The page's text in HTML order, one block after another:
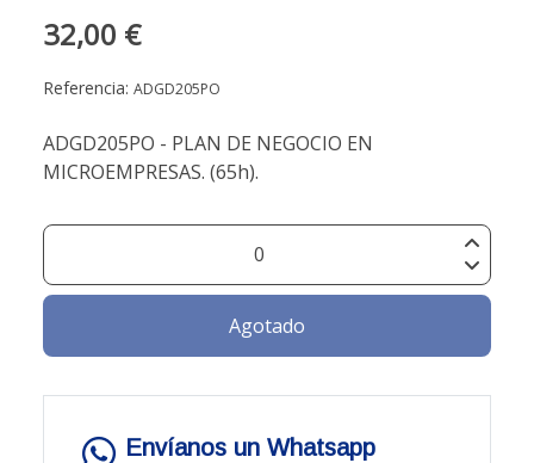
32,00 €
Referencia: ADGD205PO
ADGD205PO - PLAN DE NEGOCIO EN
MICROEMPRESAS. (65h).
Agotado
Envíanos un Whatsapp